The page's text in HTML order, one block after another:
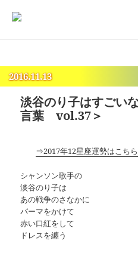
2016.11.13
淡谷のり子はすごい
言葉 vol.37＞
⇒2017年12星座運勢はこちら
シャンソン歌手の
淡谷のり子は
あの戦争のさなかに
パーマをかけて
赤い口紅をして
ドレスを纏う